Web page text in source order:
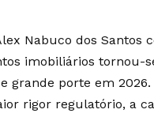
Nabuco dos Santos
imobiliários tornou-
grande porte em
rigor regulatório, a